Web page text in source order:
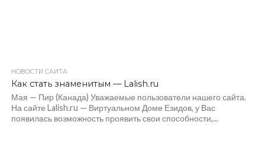
НОВОСТИ САЙТА
Как стать знаменитым — Lalish.ru
Мая — Пир (Канада) Уважаемые пользователи нашего сайта.
На сайте Lalish.ru — Виртуальном Доме Езидов, у Вас
появилась возможность проявить свои способности,...